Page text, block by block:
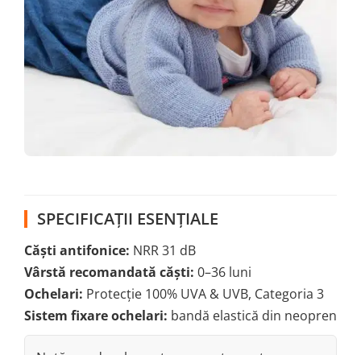
SPECIFICAȚII ESENȚIALE
Căști antifonice: NRR 31 dB
Vârstă recomandată căști: 0–36 luni
Ochelari: Protecție 100% UVA & UVB, Categoria 3
Sistem fixare ochelari: bandă elastică din neopren